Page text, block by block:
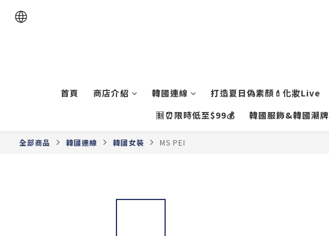
首頁 商店介紹 韓國連線 打造夏日偽素顏💄化妝Live
🈹⏰限時低至$99💰
韓國服飾&韓國潮牌
全部商品 韓國連線 韓國女裝 MS PEI